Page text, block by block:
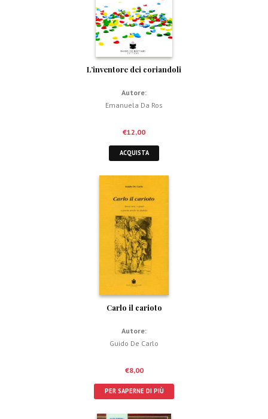
L’inventore dei coriandoli
Autore:
Emanuela Da Ros
€12,00
ACQUISTA
Carlo il carioto
Autore:
Guido De Carlo
€8,00
PER SAPERNE DI PIÙ